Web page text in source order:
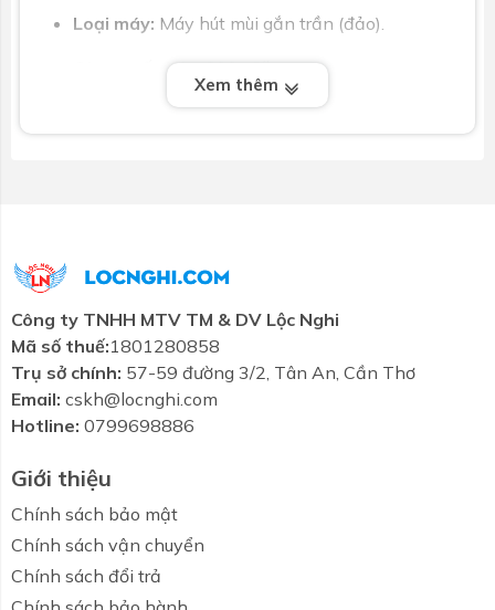
Loại máy: Máy hút mùi gắn trần (đảo).
Công suất hút:600m³/h.
Độ ồn tối đa:59dB.
Thời gian bảo hành:
Tại Sao Nên Mua Sản Phẩm Malloca Tại
Showroom Lộc Nghi?
Showroom Lộc Nghi cam kết cung cấp các sản phẩm
máy hút mùi Malloca chính hãng, đảm bảo chất lượng
chúng tôi để được tư vấn và sở hữu máy hút mùi
Malloca ECLIPSE K600 với mức giá ưu đãi nhất!
Xem thêm
Công ty TNHH MTV TM & DV Lộc Nghi
Mã số thuế:1801280858
Trụ sở chính: 57-59 đường 3/2, Tân An, Cần Thơ
Email: cskh@locnghi.com
Hotline: 0799698886
Giới thiệu
Chính sách bảo mật
Chính sách vận chuyển
Chính sách đổi trả